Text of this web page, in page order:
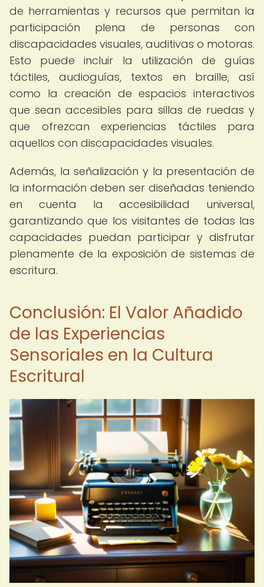
de herramientas y recursos que permitan la
participación plena de personas con
discapacidades visuales, auditivas o motoras.
Esto puede incluir la utilización de guías
táctiles, audioguías, textos en braille, así
como la creación de espacios interactivos
que sean accesibles para sillas de ruedas y
que ofrezcan experiencias táctiles para
aquellos con discapacidades visuales.
Además, la señalización y la presentación de
la información deben ser diseñadas teniendo
en cuenta la accesibilidad universal,
garantizando que los visitantes de todas las
capacidades puedan participar y disfrutar
plenamente de la exposición de sistemas de
escritura.
Conclusión: El Valor Añadido
de las Experiencias
Sensoriales en la Cultura
Escritural